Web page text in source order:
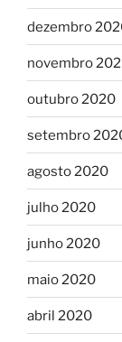
dezembro
novembro
outubro 2020
setembro
agosto 2020
julho 2020
junho 2020
maio 2020
abril 2020